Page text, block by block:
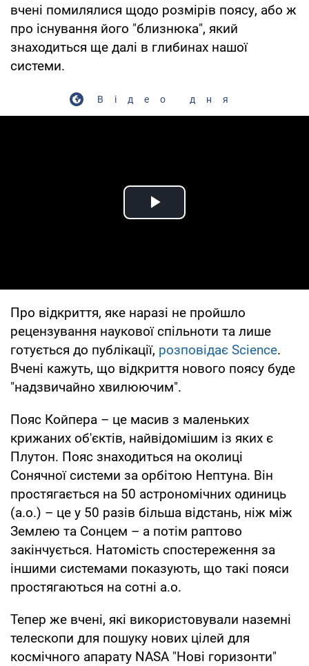
вчені помилялися щодо розмірів поясу, або ж
про існування його "близнюка", який
знаходиться ще далі в глибинах нашої
системи.
Відео дня
Play Video
Про відкриття, яке наразі не пройшло
рецензування наукової спільноти та лише
готується до публікації, розповідає Science.
Вчені кажуть, що відкриття нового поясу буде
"надзвичайно хвилюючим".
Пояс Койпера – це масив з маленьких
крижаних об'єктів, найвідомішим із яких є
Плутон. Пояс знаходиться на околиці
Сонячної системи за орбітою Нептуна. Він
простягається на 50 астрономічних одиниць
(а.о.) – це у 50 разів більша відстань, ніж між
Землею та Сонцем – а потім раптово
закінчується. Натомість спостереження за
іншими системами показують, що такі пояси
простягаються на сотні а.о.
Тепер же вчені, які використовували наземні
телескопи для пошуку нових цілей для
космічного апарату NASA "Нові горизонти"